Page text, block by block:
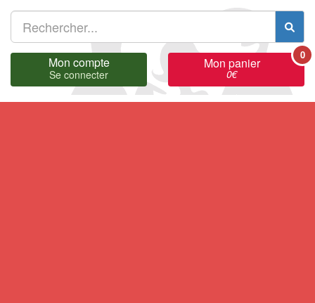
Mon compte
Se connecter
Mon panier
0€
0